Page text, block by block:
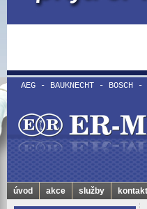
AEG - BAUKNECHT - BOSCH
úvod akce služby kontakt